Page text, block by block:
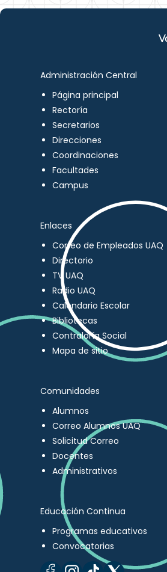
Administración Central
Página principal
Rectoría
Secretarios
Direcciones
Coordinaciones
Facultades
Campus
Enlaces
Correo de Empleados UAQ
Directorio
TV UAQ
Radio UAQ
Calendario Escolar
Bibliotecas
Contraloría Social
Mapa de sitio
Comunidades
Alumnos
Correo Alumnos UAQ
Solicitud Correo
Docentes
Administrativos
Educación Continua
Programas educativos
Convocatorias